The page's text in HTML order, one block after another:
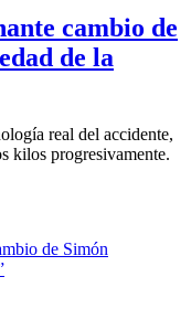
cambio de
de la
real del accidente,
kilos progresivamente.